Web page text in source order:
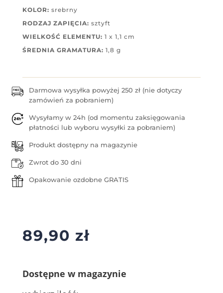
KOLOR: srebrny
RODZAJ ZAPIĘCIA: sztyft
WIELKOŚĆ ELEMENTU: 1 x 1,1 cm
ŚREDNIA GRAMATURA: 1,8 g
Darmowa wysyłka powyżej 250 zł (nie dotyczy
zamówień za pobraniem)
Wysyłamy w 24h (od momentu zaksięgowania
płatności lub wyboru wysyłki za pobraniem)
Produkt dostępny na magazynie
Zwrot do 30 dni
Opakowanie ozdobne GRATIS
89,90 zł
Dostępne w magazynie